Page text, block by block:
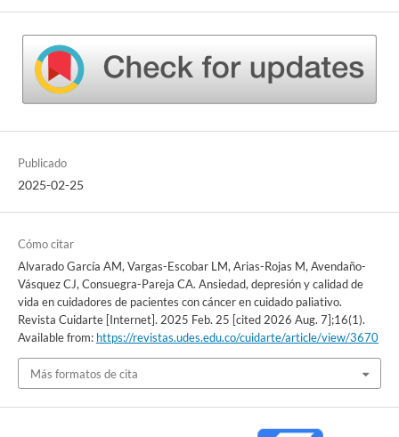
Publicado
2025-02-25
Cómo citar
Alvarado García AM, Vargas-Escobar LM, Arias-Rojas M, Avendaño-
Vásquez CJ, Consuegra-Pareja CA. Ansiedad, depresión y calidad de
vida en cuidadores de pacientes con cáncer en cuidado paliativo.
Revista Cuidarte [Internet]. 2025 Feb. 25 [cited 2026 Aug. 7];16(1).
Available from: https://revistas.udes.edu.co/cuidarte/article/view/3670
Más formatos de cita